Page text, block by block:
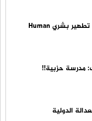
د. ماجد الخواجا يكتب: تطهير بشري Human
مدرسة حزبية!!
الدولية